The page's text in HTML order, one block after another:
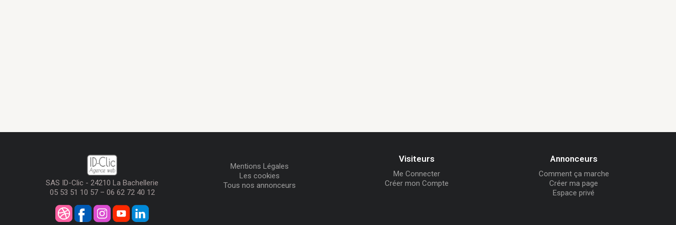
SAS ID-Clic - 24210 La Bachellerie
05 53 51 10 57 – 06 62 72 40 12
Mentions Légales
Les cookies
Tous nos annonceurs
Visiteurs
Me Connecter
Créer mon Compte
Annonceurs
Comment ça marche
Créer ma page
Espace privé